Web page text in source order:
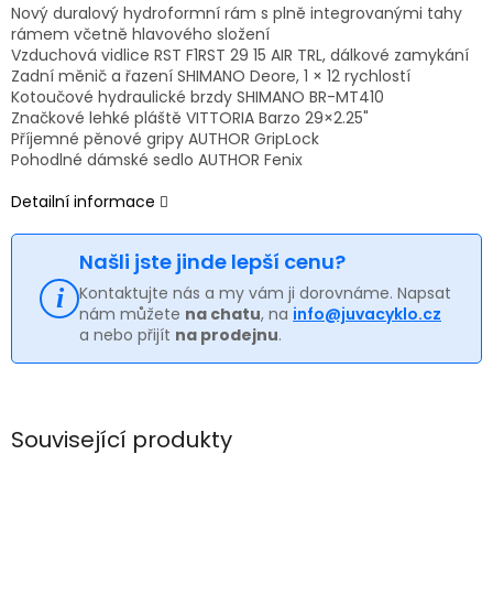
Nový duralový hydroformní rám s plně integrovanými tahy
rámem včetně hlavového složení
Vzduchová vidlice RST F1RST 29 15 AIR TRL, dálkové zamykání
Zadní měnič a řazení SHIMANO Deore, 1 × 12 rychlostí
Kotoučové hydraulické brzdy SHIMANO BR-MT410
Značkové lehké pláště VITTORIA Barzo 29×2.25"
Příjemné pěnové gripy AUTHOR GripLock
Pohodlné dámské sedlo AUTHOR Fenix
Detailní informace
Našli jste jinde lepší cenu?
Kontaktujte nás a my vám ji dorovnáme. Napsat
nám můžete na chatu, na info@juvacyklo.cz
a nebo přijít na prodejnu.
Související produkty